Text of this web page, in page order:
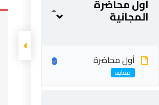
أول محاضرة
المجانية
أول محاضرة